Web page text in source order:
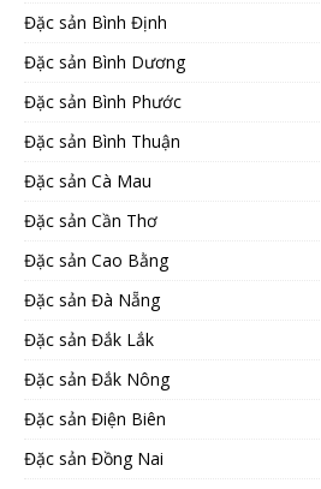
Đặc sản Bình Định
Đặc sản Bình Dương
Đặc sản Bình Phước
Đặc sản Bình Thuận
Đặc sản Cà Mau
Đặc sản Cần Thơ
Đặc sản Cao Bằng
Đặc sản Đà Nẵng
Đặc sản Đắk Lắk
Đặc sản Đắk Nông
Đặc sản Điện Biên
Đặc sản Đồng Nai